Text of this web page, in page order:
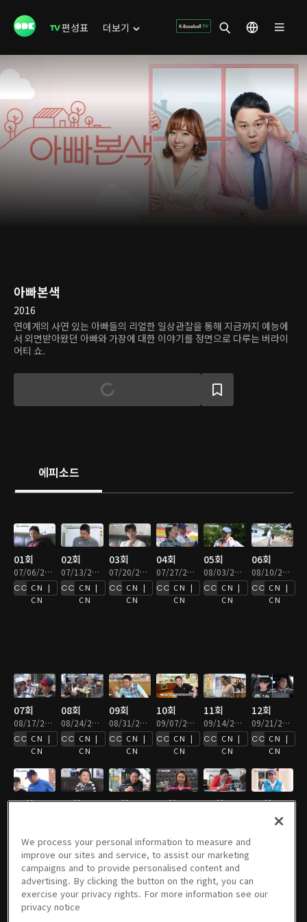
편성표 더보기
아빠본색
2016
연예계의 사연 있는 아빠들의 리얼한 일상관찰을 통해 지금까지 예능에
서 외면받아왔던 아빠와 가장에 대한 이야기를 정면으로 다루는 버라이
어티 쇼.
에피소드
01회
07/06/2016 • 1시간 14분
CN |
CN
02회
07/13/2016 • 1시간 15분
CN |
CN
03회
07/20/2016 • 1시간 15분
CN |
CN
04회
07/27/2016 • 1시간 14분
CN |
CN
05회
08/03/2016 • 1시간 13분
CN |
CN
06회
08/10/2016 • 1시간 14분
CN |
CN
07회
08/17/2016 • 1시간 15분
CN |
CN
08회
08/24/2016 • 1시간 15분
CN |
CN
09회
08/31/2016 • 1시간 15분
CN |
CN
10회
09/07/2016 • 1시간 15분
CN |
CN
11회
09/14/2016 • 1시간 14분
CN |
CN
12회
09/21/2016 • 1시간 15분
CN |
CN
13회
CN
14회
CN
15회 16회 17회 18회
11/02/2016 • 1시간 14분
19회
11/09/2016 • 1시간 14분
20회 21회 22회 23회 23회
We process your personal information to measure and
improve our sites and service, to assist our marketing
campaigns and to provide personalised content and
advertising. By clicking the button on the right, you can
exercise your privacy rights. For more information see our
privacy notice